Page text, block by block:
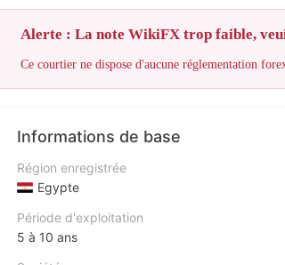
Alerte : La note WikiFX trop faible,
Ce courtier ne dispose d'aucune réglementation
Informations de base
Région enregistrée
Egypte
Période d'exploitation
5 à 10 ans